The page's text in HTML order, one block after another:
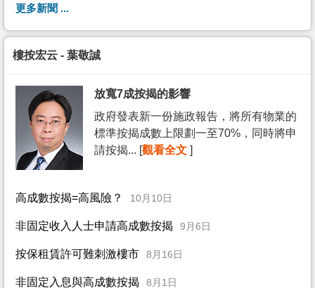
更多新聞 ...
樓按宏云 - 葉敬誠
放寬7成按揭的影響
政府發表新一份施政報告，將所有物業的
標準按揭成數上限劃一至70%，同時將申
請按揭... [觀看全文 ]
高成數按揭=高風險？ 10月10日
非固定收入人士申請高成數按揭 9月6日
按保租賃許可難刺激樓市 8月16日
非固定入息與高成數按揭 8月1日